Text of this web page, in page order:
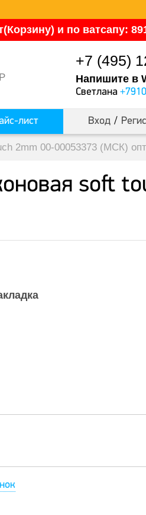
и по ватсапу:
Р
+7 (495)
Напишите в
Светлана
лист Вход /
2mm 00-00053373 (МСК)
soft